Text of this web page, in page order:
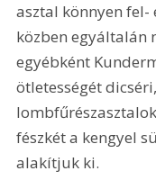
asztal könnyen fel-
közben egyáltalán
egyébként
ötletességét
fészkét a kengyel
alakítjuk ki.